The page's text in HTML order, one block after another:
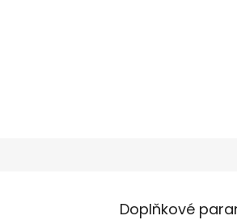
Doplňkové